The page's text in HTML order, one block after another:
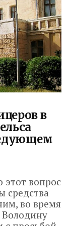
в
этот вопрос
средства
во время
Володину